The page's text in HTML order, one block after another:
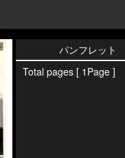
パンフレット
Total pages [ 1Page ]